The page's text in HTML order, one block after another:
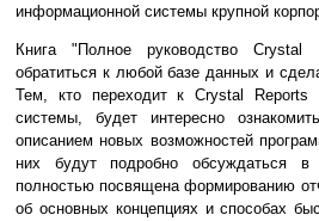
информационной системы крупной
Книга "Полное руководство
обратиться к любой базе данных и
Тем, кто переходит к Crystal
системы, будет интересно
описанием новых возможностей
них будут подробно обсуждаться
полностью посвящена формированию
об основных концепциях и способах